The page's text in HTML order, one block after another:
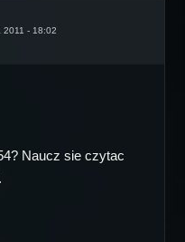
2011 - 18:02
Naucz sie czytac